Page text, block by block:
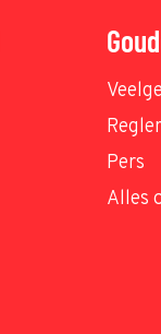
Pers
Alles